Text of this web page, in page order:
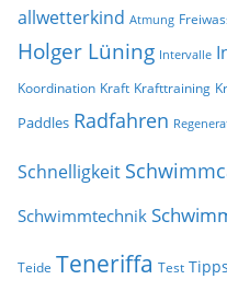
allwetterkind Atmung
Holger Lüning Intervalle
Koordination Kraft Krafttraining
Paddles Radfahren
Schnelligkeit
Schwimmtechnik
Teide Teneriffa Test Tipps